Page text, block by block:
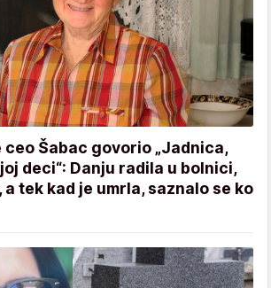
ceo Šabac govorio „Jadnica,
deci“: Danju radila u bolnici,
tek kad je umrla, saznalo se ko